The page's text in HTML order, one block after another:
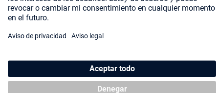
* Todos los precios incluyen IVA másgastos de envíoy posibles
gastos de envío, si no se indica lo contrario.